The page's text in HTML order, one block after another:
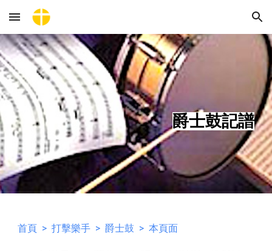
Skip to main content Skip to navigation
爵士鼓記譜
首頁 >打擊樂手 >爵士鼓 > 本頁面